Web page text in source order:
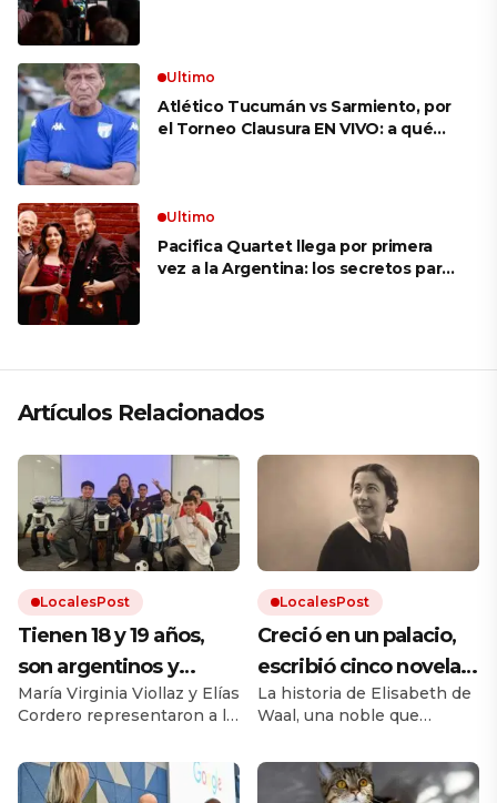
Ultimo
Atlético Tucumán vs Sarmiento, por
el Torneo Clausura EN VIVO: a qué
Ultimo
Pacifica Quartet llega por primera
vez a la Argentina: los secretos para
Artículos Relacionados
LocalesPost
Tienen 18 y 19 años,
son argentinos y
obtuvieron un
reconocimiento en el
Mundial de Robótica
en Corea del Sur:
María Virginia Viollaz y Elías
Cordero representaron a la
en la categoría Technical
Challenge de Fútbol
LocalesPost
Creció en un palacio,
escribió cinco novelas
y murió sin publicar
ninguna: décadas
después, su nieto hizo
que el mundo la leyera
La historia de Elisabeth de
Waal, una noble que
época. Su nieto Edmund,
también escritor, rescató